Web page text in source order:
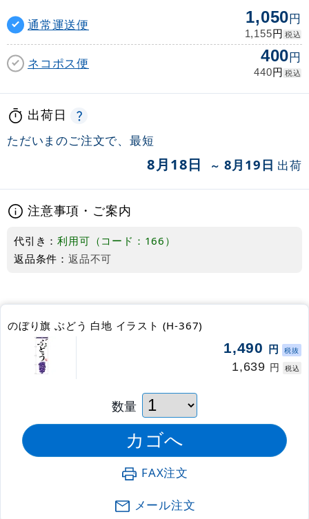
通常運送便 1,050円
1,155円 税込
ネコポス便 400円
440円 税込
出荷日
ただいまのご注文で、最短
8月18日 ～ 8月19日 出荷
注意事項・ご案内
代引き：利用可（コード：166）
返品条件： 返品不可
のぼり旗 ぶどう 白地 イラスト (H-367)
1,490 円 税抜
1,639 円 税込
数量
FAX注文
メール注文